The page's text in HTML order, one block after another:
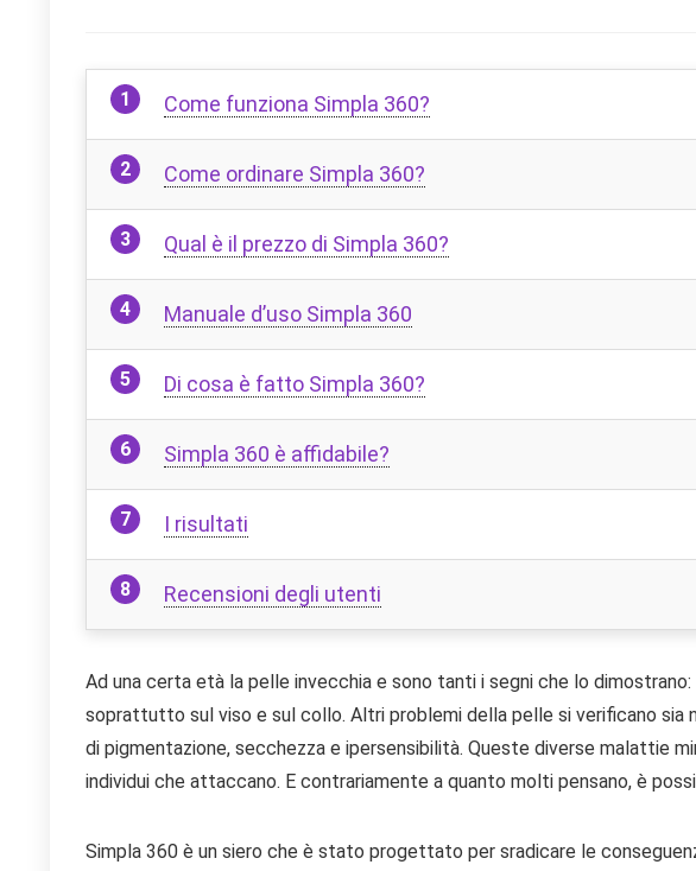
Come funziona Simpla 360?
Come ordinare Simpla 360?
Qual è il prezzo di Simpla 360?
Manuale d’uso Simpla 360
Di cosa è fatto Simpla 360?
Simpla 360 è affidabile?
I risultati
Recensioni degli utenti
Ad una certa età la pelle invecchia e sono tanti i segni che lo
soprattutto sul viso e sul collo. Altri problemi della pelle si verificano sia
di pigmentazione, secchezza e ipersensibilità. Queste diverse malattie
individui che attaccano. E contrariamente a quanto molti pensano, è
Simpla 360 è un siero che è stato progettato per sradicare le